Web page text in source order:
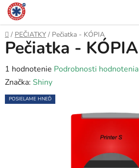
Prejsť
na
obsah
Domov
/ PEČIATKY / Pečiatka - KÓPIA
Pečiatka - KÓPIA
Priemerné
hodnotenie
produktu
1 hodnotenie Podrobnosti hodnotenia
Značka: Shiny
POSIELAME HNEĎ